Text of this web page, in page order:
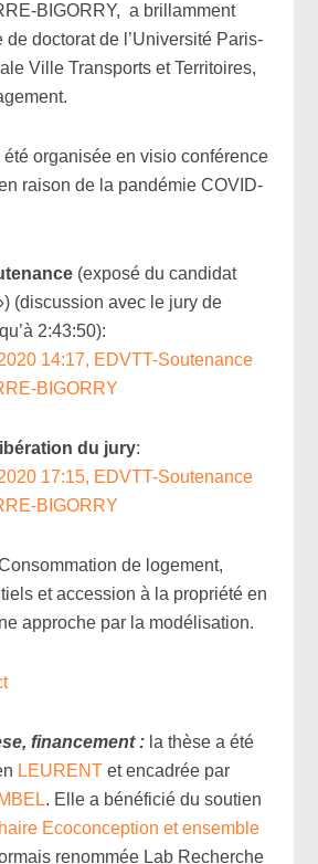
BIGORRY, a brillamment
de doctorat de l’Université Paris-
Ville Transports et Territoires,
été organisée en visio conférence
raison de la pandémie COVID-
(exposé du candidat
(discussion avec le jury de
2:43:50):
14:17, EDVTT-Soutenance
BIGORRY
du jury:
17:15, EDVTT-Soutenance
BIGORRY
de logement,
et accession à la propriété en
approche par la modélisation.
financement : la thèse a été
LEURENT et encadrée par
. Elle a bénéficié du soutien
Ecoconception et ensemble
renommée Lab Recherche